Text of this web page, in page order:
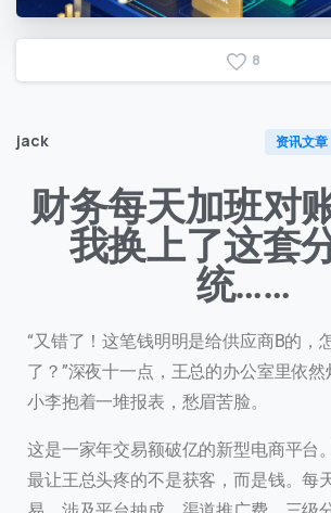
8
jack 资讯文章
财务每天加班对
我换上了这套
统……
“又错了！这笔钱明明是给供应商B的，
了？”深夜十一点，王总的办公室里依
小李抱着一堆报表，愁眉苦脸。
这是一家年交易额破亿的新型电商平台
最让王总头疼的不是获客，而是钱。每